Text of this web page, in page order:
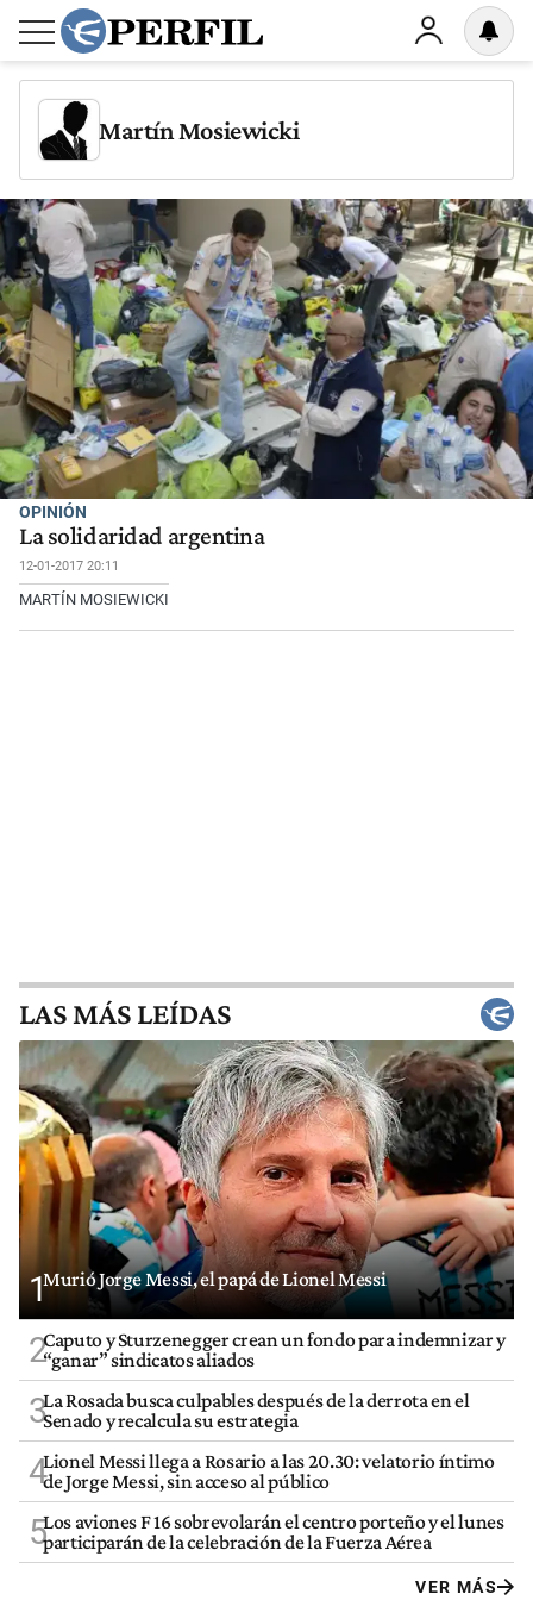
Martín Mosiewicki
OPINIÓN
La solidaridad argentina
12-01-2017 20:11
MARTÍN MOSIEWICKI
LAS MÁS LEÍDAS
1Murió Jorge Messi, el papá de Lionel Messi
2Caputo y Sturzenegger crean un fondo para indemnizar y
“ganar” sindicatos aliados
3La Rosada busca culpables después de la derrota en el
Senado y recalcula su estrategia
4Lionel Messi llega a Rosario a las 20.30: velatorio íntimo
de Jorge Messi, sin acceso al público
5Los aviones F 16 sobrevolarán el centro porteño y el lunes
participarán de la celebración de la Fuerza Aérea
VER MÁS